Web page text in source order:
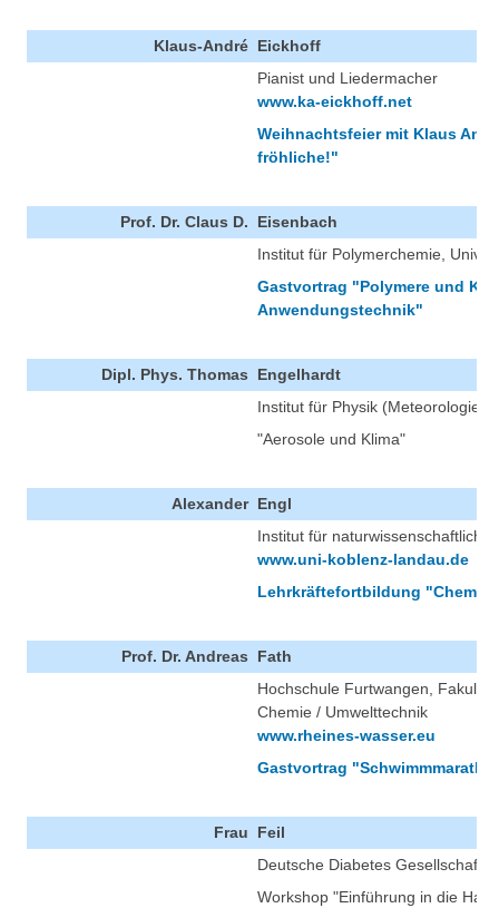
Klaus-André Eickhoff
Pianist und Liedermacher
www.ka-eickhoff.net
Weihnachtsfeier mit Klaus
fröhliche!"
Prof. Dr. Claus D.
Eisenbach
Institut für Polymerchemie,
Gastvortrag "Polymere und
Anwendungstechnik"
Dipl. Phys. Thomas
Engelhardt
Institut für Physik (Meteorologie)
"Aerosole und Klima"
Alexander Engl
Institut für naturwissenschaftliche
www.uni-koblenz-landau.de
Lehrkräftefortbildung "Chemie
Prof. Dr. Andreas
Fath
Hochschule Furtwangen,
Chemie / Umwelttechnik
www.rheines-wasser.eu
Gastvortrag
Frau
Feil
Deutsche Diabetes Gesellschaft
Workshop "Einführung in die